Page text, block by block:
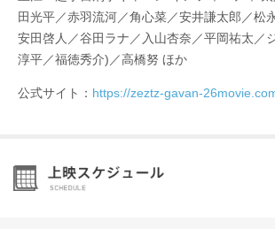
田光平／赤羽流河／角心菜／安井謙太郎／松
安田啓人／谷田ラナ／入山杏奈／平岡祐太／
淳平／福徳秀介)／高橋努 ほか
公式サイト： https://zeztz-gavan-